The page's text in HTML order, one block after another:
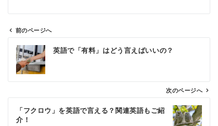
前のページへ
英語で「有料」はどう言えばいいの？
次のページへ
「フクロウ」を英語で言える？関連英語もご紹
介！